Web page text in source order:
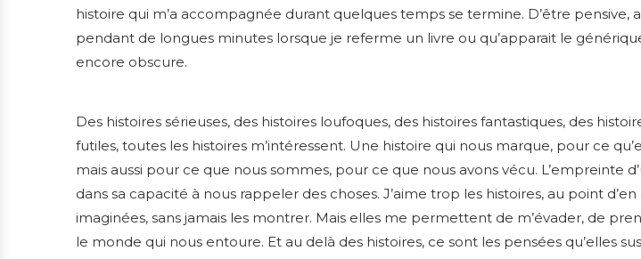
histoire qui m’a accompagnée durant quelques temps se termine. D’être pensive,
pendant de longues minutes lorsque je referme un livre ou qu’apparait le
encore obscure.
Des histoires sérieuses, des histoires loufoques, des histoires fantastiques, des
futiles, toutes les histoires m’intéressent. Une histoire qui nous marque, pour ce
mais aussi pour ce que nous sommes, pour ce que nous avons vécu. L’empreinte
dans sa capacité à nous rappeler des choses. J’aime trop les histoires, au point
imaginées, sans jamais les montrer. Mais elles me permettent de m’évader, de
le monde qui nous entoure. Et au delà des histoires, ce sont les pensées qu’elles